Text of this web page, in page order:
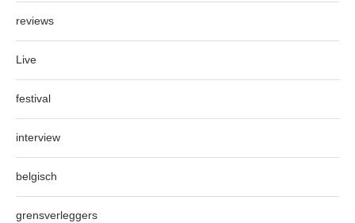
reviews
Live
festival
interview
belgisch
grensverleggers